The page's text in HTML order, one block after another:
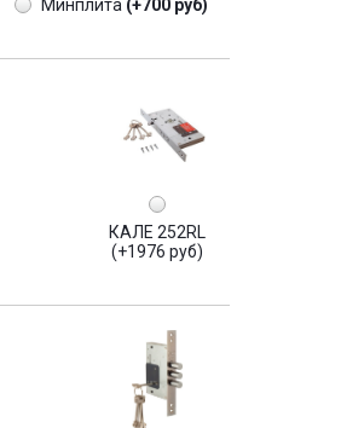
Минплита (+700 руб)
КАЛЕ 252RL
(+1976 руб)